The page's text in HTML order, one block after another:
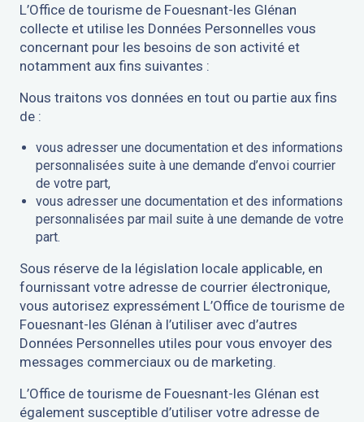
L’Office de tourisme de Fouesnant-les Glénan
collecte et utilise les Données Personnelles vous
concernant pour les besoins de son activité et
notamment aux fins suivantes :
Nous traitons vos données en tout ou partie aux fins
de :
vous adresser une documentation et des informations
personnalisées suite à une demande d’envoi courrier
de votre part,
vous adresser une documentation et des informations
personnalisées par mail suite à une demande de votre
part.
Sous réserve de la législation locale applicable, en
fournissant votre adresse de courrier électronique,
vous autorisez expressément L’Office de tourisme de
Fouesnant-les Glénan à l’utiliser avec d’autres
Données Personnelles utiles pour vous envoyer des
messages commerciaux ou de marketing.
L’Office de tourisme de Fouesnant-les Glénan est
également susceptible d’utiliser votre adresse de